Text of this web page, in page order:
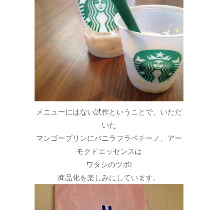
メニューにはない試作ということで、いただ
いた
マンゴープリンにバニラフラペチーノ、アー
モクドエッセンスは
ワタシのツボ!
商品化を楽しみにしています。